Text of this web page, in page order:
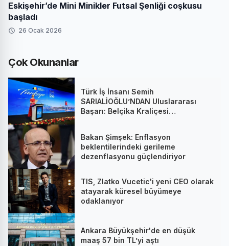
Eskişehir’de Mini Minikler Futsal Şenliği coşkusu
başladı
26 Ocak 2026
Çok Okunanlar
Türk İş İnsanı Semih
SARIALİOĞLU’NDAN Uluslararası
Başarı: Belçika Kraliçesi
Bakan Şimşek: Enflasyon
beklentilerindeki gerileme
dezenflasyonu güçlendiriyor
TIS, Zlatko Vucetic'i yeni CEO olarak
atayarak küresel büyümeye
odaklanıyor
Ankara Büyükşehir'de en düşük
maaş 57 bin TL’yi aştı